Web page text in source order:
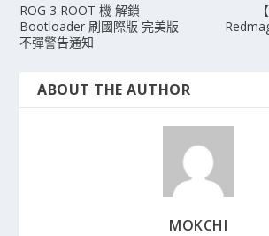
ROG 3 ROOT 機 解鎖
Bootloader 刷國際版 完美版
不彈警告通知
ABOUT THE AUTHOR
MOKCHI